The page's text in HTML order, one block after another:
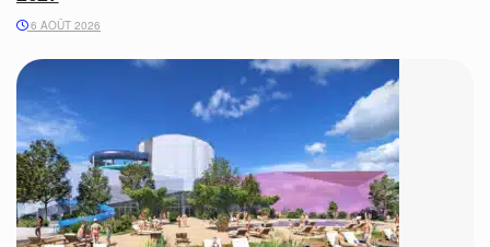
6 AOÛT 2026